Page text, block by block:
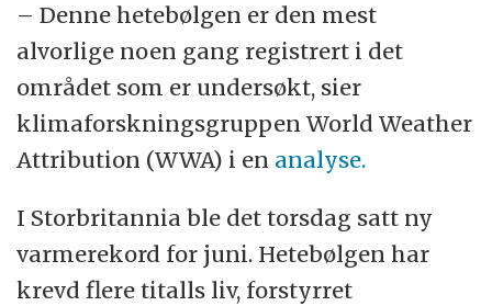
– Denne hetebølgen er den mest
alvorlige noen gang registrert i det
området som er undersøkt, sier
klimaforskningsgruppen World Weather
Attribution (WWA) i en analyse.
I Storbritannia ble det torsdag satt ny
varmerekord for juni. Hetebølgen har
krevd flere titalls liv, forstyrret